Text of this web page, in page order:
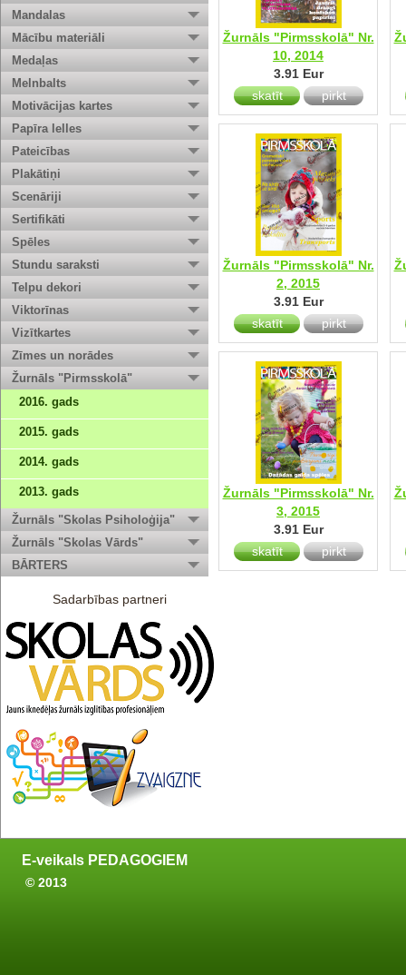
Mandalas
Mācību materiāli
Medaļas
Melnbalts
Motivācijas kartes
Papīra lelles
Pateicības
Plakātiņi
Scenāriji
Sertifikāti
Spēles
Stundu saraksti
Telpu dekori
Viktorīnas
Vizītkartes
Zīmes un norādes
Žurnāls "Pirmsskolā"
2016. gads
2015. gads
2014. gads
2013. gads
Žurnāls "Skolas Psiholoģija"
Žurnāls "Skolas Vārds"
BĀRTERS
Sadarbības partneri
Žurnāls "Pirmsskolā" Nr.
10, 2014
3.91 Eur
skatīt
pirkt
Žurnāls "Pirmsskolā" Nr.
2, 2015
3.91 Eur
skatīt
pirkt
Žurnāls "Pirmsskolā" Nr.
3, 2015
3.91 Eur
skatīt
pirkt
E-veikals PEDAGOGIEM
© 2013